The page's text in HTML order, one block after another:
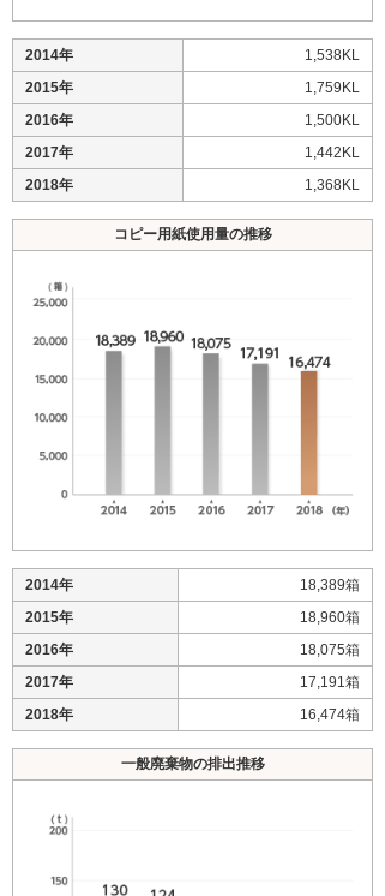
2014年
1,538KL
2015年
1,759KL
2016年
1,500KL
2017年
1,442KL
2018年
1,368KL
コピー用紙使用量の推移
2014年
18,389箱
2015年
18,960箱
2016年
18,075箱
2017年
17,191箱
2018年
16,474箱
一般廃棄物の排出推移